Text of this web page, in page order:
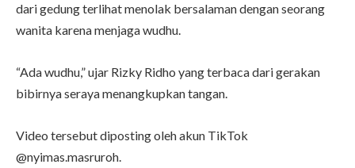
dari gedung terlihat menolak bersalaman dengan seorang
wanita karena menjaga wudhu.
“Ada wudhu,” ujar Rizky Ridho yang terbaca dari gerakan
bibirnya seraya menangkupkan tangan.
Video tersebut diposting oleh akun TikTok
@nyimas.masruroh.